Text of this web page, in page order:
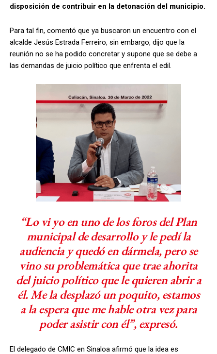
disposición de contribuir en la detonación del municipio.
Para tal fin, comentó que ya buscaron un encuentro con el
alcalde Jesús Estrada Ferreiro, sin embargo, dijo que la
reunión no se ha podido concretar y supone que se debe a
las demandas de juicio político que enfrenta el edil.
“Lo vi yo en uno de los foros del Plan
municipal de desarrollo y le pedí la
audiencia y quedó en dármela, pero se
vino su problemática que trae ahorita
del juicio político que le quieren abrir a
él. Me la desplazó un poquito, estamos
a la espera que me hable otra vez para
poder asistir con él”, expresó.
El delegado de CMIC en Sinaloa afirmó que la idea es